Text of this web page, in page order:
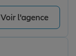
Voir l'agence